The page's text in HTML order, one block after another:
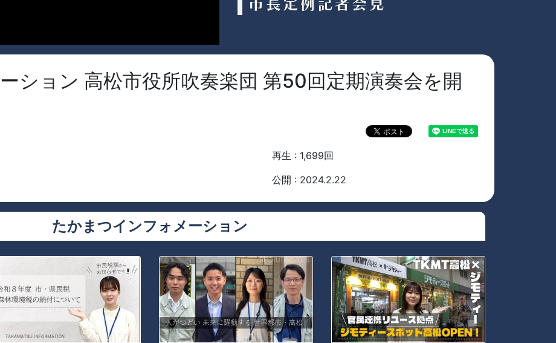
ション 高松市役所吹奏楽団 第50回定期演奏会を開
再生 : 1,699回
公開 : 2024.2.22
たかまつインフォメーション